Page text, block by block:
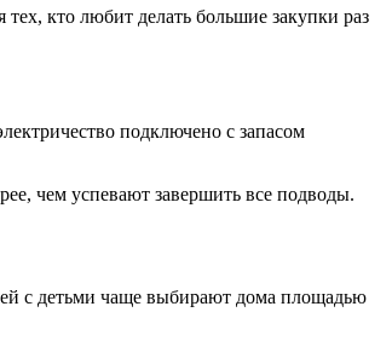
кто любит делать большие закупки раз
подключено с запасом
чем успевают завершить все подводы.
с детьми чаще выбирают дома площадью